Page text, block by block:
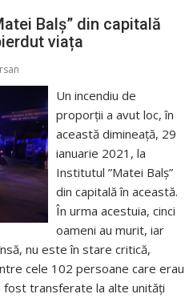
Balș” din capitală
viața
Un incendiu de
proporții a avut loc, în
această dimineață, 29
ianuarie 2021, la
Institutul ”Matei Balș”
din capitală în această.
În urma acestuia, cinci
oameni au murit, iar
nu este în stare critică,
cele 102 persoane care erau
fost transferate la alte unități